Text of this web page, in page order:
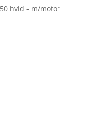
hvid – m/motor